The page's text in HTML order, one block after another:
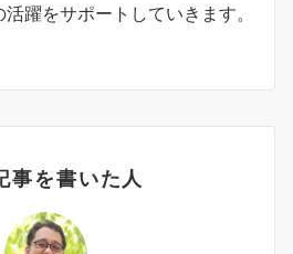
躍をサポートしていきます。
事を書いた人